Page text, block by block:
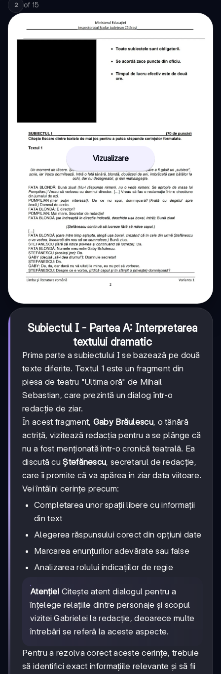
2 of 15
Vizualizare
Subiectul I - Partea A: Interpretarea
textului dramatic
Prima parte a subiectului I se bazează pe două
texte diferite. Textul 1 este un fragment din
piesa de teatru "Ultima oră" de Mihail
Sebastian, care prezintă un dialog într-o
redacție de ziar.
În acest fragment, Gaby Brăulescu, o tânără
actriță, vizitează redacția pentru a se plânge că
nu a fost menționată într-o cronică teatrală. Ea
discută cuȘtefănescu, secretarul de redacție,
care îi promite că va apărea în ziar data viitoare.
Vei întâlni cerințe precum:
Completarea unor spații libere cu informații
din text
Alegerea răspunsului corect din opțiuni date
Marcarea enunțurilor adevărate sau false
Analizarea rolului indicațiilor de regie
Atenție! Citește atent dialogul pentru a
înțelege relațiile dintre personaje și scopul
vizitei Gabrielei la redacție, deoarece multe
întrebări se referă la aceste aspecte.
Pentru a rezolva corect aceste cerințe, trebuie
să identifici exact informațiile relevante și să fii